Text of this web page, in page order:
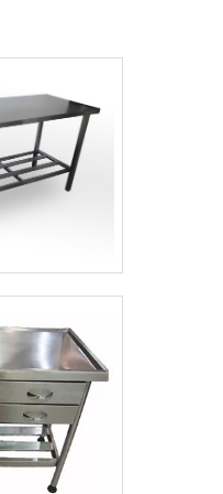
padrões
de alta
as atividades
atender todas
somados a um
proativos e
capacitados e
durante
para acessar o
a empresa, os
preferir, entre
dos nossos
o foco sobre
de aço, deve-se
empresas que
e serviços que
e assertividade,
e
futuros para os
são a razão
com
do segmento
em inox. O
a qualidade final
com parcerias
um time de
tirar todas as